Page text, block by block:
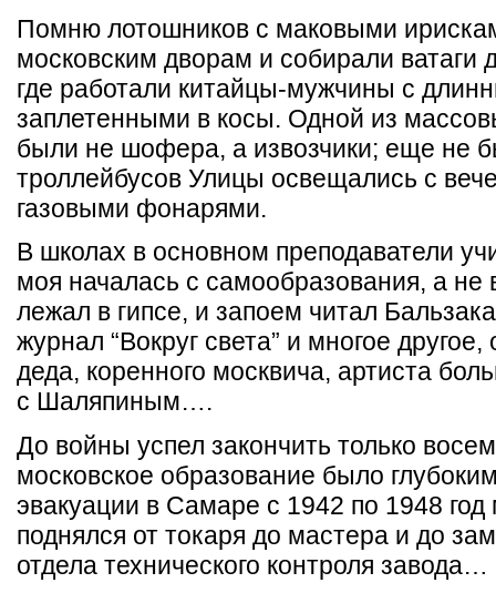
Помню лотошников с маковыми
московским дворам и собирали
где работали китайцы-мужчины с
заплетенными в косы. Одной из
были не шофера, а извозчики; еще не
троллейбусов Улицы освещались с
газовыми фонарями.
В школах в основном преподаватели
моя началась с самообразования, а не
лежал в гипсе, и запоем читал
журнал “Вокруг света” и многое
деда, коренного москвича, артиста
с Шаляпиным….
До войны успел закончить только
московское образование было
эвакуации в Самаре с 1942 по 1948
поднялся от токаря до мастера и до
отдела технического контроля завода…